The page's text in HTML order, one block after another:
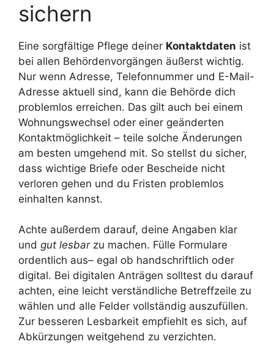
sichern
Eine sorgfältige Pflege deiner Kontaktdaten ist
bei allen Behördenvorgängen äußerst wichtig.
Nur wenn Adresse, Telefonnummer und E-Mail-
Adresse aktuell sind, kann die Behörde dich
problemlos erreichen. Das gilt auch bei einem
Wohnungswechsel oder einer geänderten
Kontaktmöglichkeit – teile solche Änderungen
am besten umgehend mit. So stellst du sicher,
dass wichtige Briefe oder Bescheide nicht
verloren gehen und du Fristen problemlos
einhalten kannst.
Achte außerdem darauf, deine Angaben klar
und gut lesbarzu machen. Fülle Formulare
ordentlich aus– egal ob handschriftlich oder
digital. Bei digitalen Anträgen solltest du darauf
achten, eine leicht verständliche Betreffzeile zu
wählen und alle Felder vollständig auszufüllen.
Zur besseren Lesbarkeit empfiehlt es sich, auf
Abkürzungen weitgehend zu verzichten.